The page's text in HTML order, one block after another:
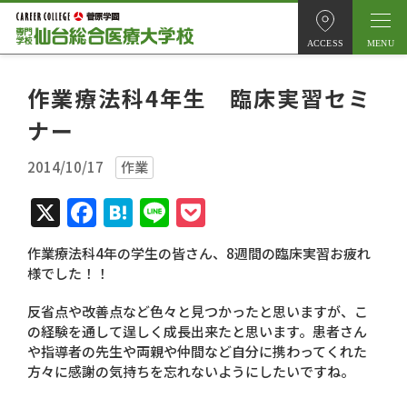
ACCESS
作業療法科4年生 臨床実習セミ
ナー
2014/10/17 作業
X Facebook
Hatena
Line
作業療法科4年の学生の皆さん、8週間の臨床実習お疲れ
様でした！！
反省点や改善点など色々と見つかったと思いますが、こ
の経験を通して逞しく成長出来たと思います。患者さん
や指導者の先生や両親や仲間など自分に携わってくれた
方々に感謝の気持ちを忘れないようにしたいですね。